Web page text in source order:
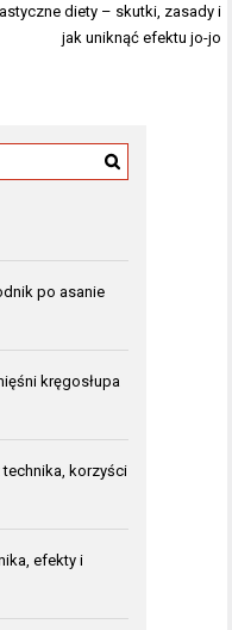
diety – skutki, zasady i
jak uniknąć efektu jo-jo
po asanie
kręgosłupa
technika, korzyści
efekty i